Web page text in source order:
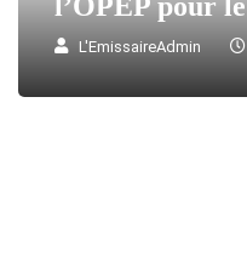
l’OPEP pour le
L'EmissaireAdmin